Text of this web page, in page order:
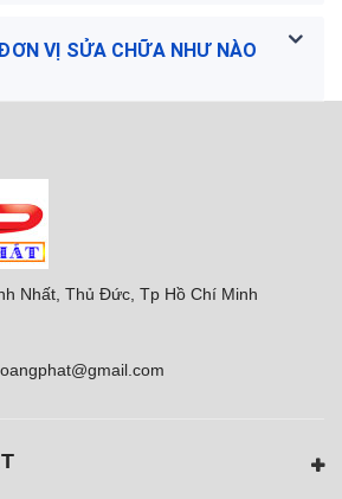
VỊ SỬA CHỮA NHƯ NÀO
Nhất, Thủ Đức, Tp Hồ Chí Minh